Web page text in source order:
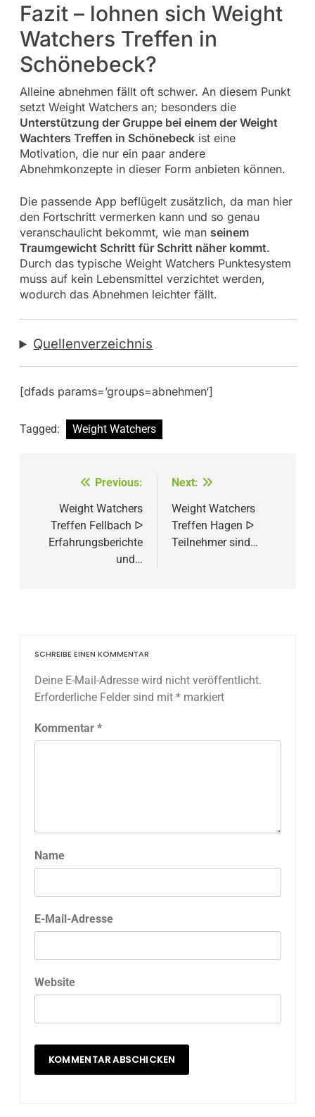
Fazit – lohnen sich Weight
Watchers Treffen in
Schönebeck?
Alleine abnehmen fällt oft schwer. An diesem Punkt
setzt Weight Watchers an; besonders die
Unterstützung der Gruppe bei einem der Weight
Wachters Treffen in Schönebeckist eine
Motivation, die nur ein paar andere
Abnehmkonzepte in dieser Form anbieten können.
Die passende App beflügelt zusätzlich, da man hier
den Fortschritt vermerken kann und so genau
veranschaulicht bekommt, wie man seinem
Traumgewicht Schritt für Schritt näher kommt.
Durch das typische Weight Watchers Punktesystem
muss auf kein Lebensmittel verzichtet werden,
wodurch das Abnehmen leichter fällt.
Quellenverzeichnis
[dfads params=’groups=abnehmen‘]
Tagged: Weight Watchers
Beitragsnavigation
Previous:
Weight Watchers
Treffen Fellbach ᐅ
Erfahrungsberichte
und…
Next:
Weight Watchers
Treffen Hagen ᐅ
Teilnehmer sind…
SCHREIBE EINEN KOMMENTAR
Deine E-Mail-Adresse wird nicht veröffentlicht.
Erforderliche Felder sind mit *markiert
Kommentar *
Name
E-Mail-Adresse
Website